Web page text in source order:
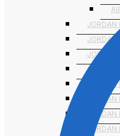
JORDAN
JORDAN
JORDAN
JORDAN